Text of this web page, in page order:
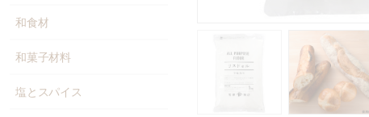
和食材
和菓子材料
塩とスパイス